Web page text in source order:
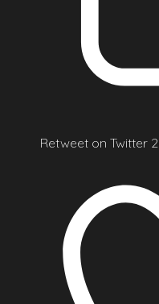
Retweet on Twitter